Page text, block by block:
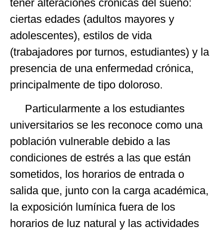
tener alteraciones crónicas del sueño:
ciertas edades (adultos mayores y
adolescentes), estilos de vida
(trabajadores por turnos, estudiantes) y la
presencia de una enfermedad crónica,
principalmente de tipo doloroso.
Particularmente a los estudiantes
universitarios se les reconoce como una
población vulnerable debido a las
condiciones de estrés a las que están
sometidos, los horarios de entrada o
salida que, junto con la carga académica,
la exposición lumínica fuera de los
horarios de luz natural y las actividades